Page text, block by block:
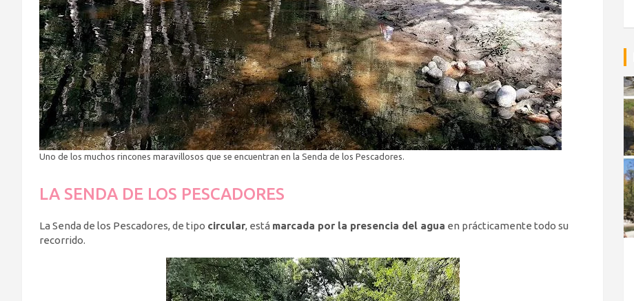
Uno de los muchos rincones maravillosos que se encuentran en la Senda de los Pescadores.
LA SENDA DE LOS PESCADORES
La Senda de los Pescadores, de tipo circular, está marcada por la presencia del agua en prácticamente todo su
recorrido.